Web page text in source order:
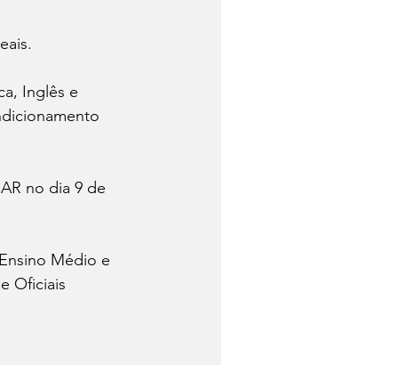
Inglês e
no dia 9 de
Médio e
Oficiais